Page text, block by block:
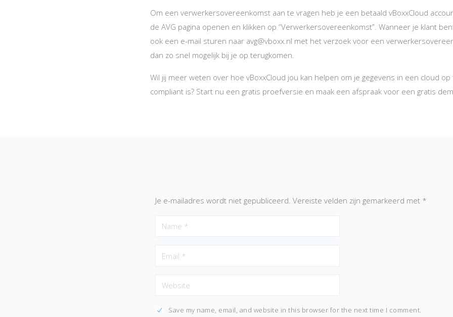
Om een verwerkersovereenkomst aan te vragen heb je een betaald vBoxxCloud
de AVG pagina openen en klikken op “Verwerkersovereenkomst”. Wanneer je klant
ook een e-mail sturen naar avg@vboxx.nl met het verzoek voor een
dan zo snel mogelijk bij je op terugkomen.
Wil jij meer weten over hoe vBoxxCloud jou kan helpen om je gegevens in een cloud op
compliant is? Start nu een gratis proefversie en maak een afspraak voor een gratis
Je e-mailadres wordt niet gepubliceerd. Vereiste velden zijn gemarkeerd met *
Save my name, email, and website in this browser for the next time I comment.